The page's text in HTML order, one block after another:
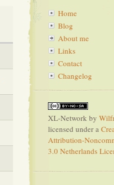
Home
Blog
About me
Links
Contact
Changelog
XL-Network by
licensed under a
Attribution-
3.0 Netherlands